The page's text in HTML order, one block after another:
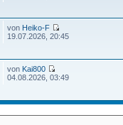
von Heiko-F
19.07.2026, 20:45
von Kai800
04.08.2026, 03:49